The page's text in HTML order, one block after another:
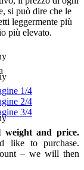
si può dire che le
leggermente più
più elevato.
and price.
like to purchase.
– we will then